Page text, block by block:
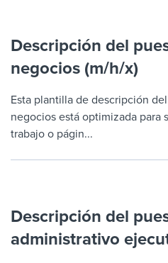
Descripción del
negocios (m/h/x)
Esta plantilla de descripción
negocios está optimizada para
trabajo o págin...
Descripción del
administrativo